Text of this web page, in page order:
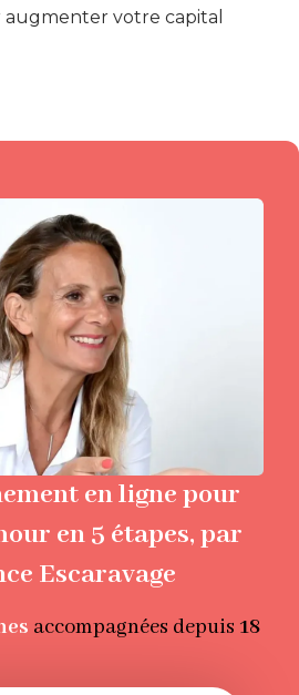
augmenter votre capital
en ligne pour
en 5 étapes, par
Escaravage
accompagnées depuis 18